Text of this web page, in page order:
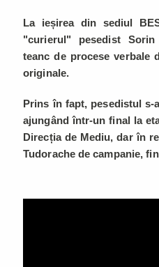
La ieșirea din sediul
"curierul" pesedist
teanc de procese verbale
originale.
Prins în fapt, pesedistul
ajungând într-un final la
Direcția de Mediu, dar în
Tudorache de campanie,